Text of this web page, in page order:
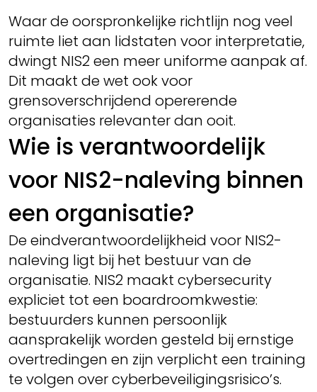
Waar de oorspronkelijke richtlijn nog veel
ruimte liet aan lidstaten voor interpretatie,
dwingt NIS2 een meer uniforme aanpak af.
Dit maakt de wet ook voor
grensoverschrijdend opererende
organisaties relevanter dan ooit.
Wie is verantwoordelijk
voor NIS2-naleving binnen
een organisatie?
De eindverantwoordelijkheid voor NIS2-
naleving ligt bij het bestuur van de
organisatie. NIS2 maakt cybersecurity
expliciet tot een boardroomkwestie:
bestuurders kunnen persoonlijk
aansprakelijk worden gesteld bij ernstige
overtredingen en zijn verplicht een training
te volgen over cyberbeveiligingsrisico’s.